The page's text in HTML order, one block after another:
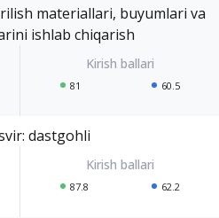
materiallari, buyumlari va
ishlab chiqarish
81 60.5
dastgohli
87.8 62.2